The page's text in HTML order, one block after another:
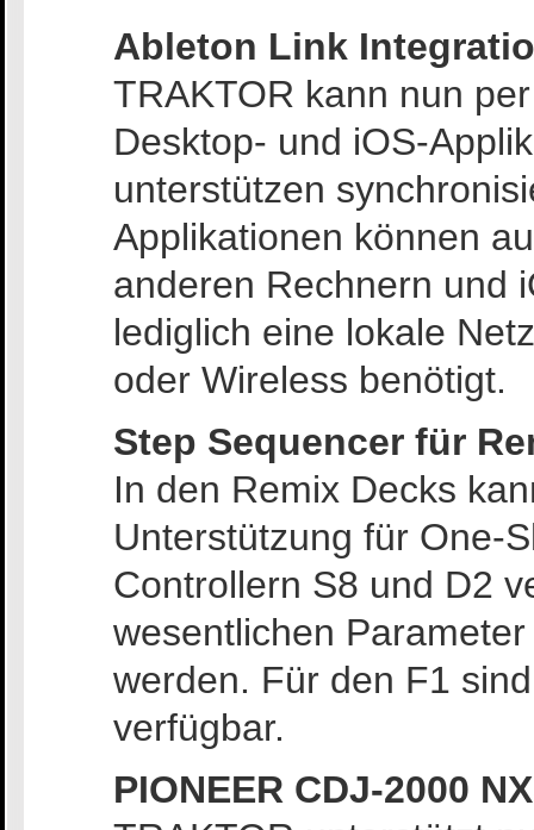
Ableton Link
TRAKTOR kann nun
Desktop- und iOS-
unterstützen
Applikationen können
anderen Rechnern und
lediglich eine lokale
oder Wireless benötigt.
Step Sequencer für
In den Remix Decks
Unterstützung für One-
Controllern S8 und D2
wesentlichen
werden. Für den F1
verfügbar.
PIONEER CDJ-2000